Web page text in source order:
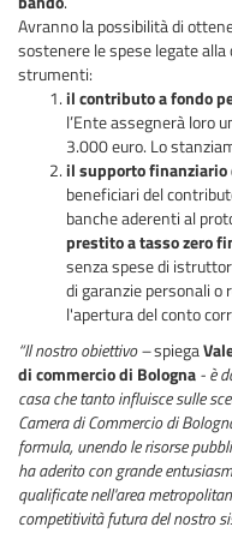
Avranno la possibilità di
sostenere le spese legate
strumenti:
il contributo a fondo
l’Ente assegnerà loro
3.000 euro. Lo
il supporto
beneficiari del
banche aderenti al
prestito a tasso zero
senza spese di
di garanzie personali o
l'apertura del conto
“Il nostro obiettivo –spiega
di commercio di Bologna- è
casa che tanto influisce sulle
Camera di Commercio di
formula, unendo le risorse
ha aderito con grande
qualificate nell'area
competitività futura del nostro